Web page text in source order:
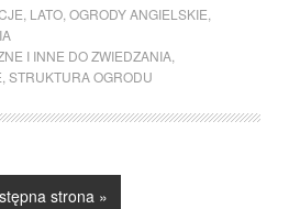
LATO, OGRODY ANGIELSKIE
I INNE DO ZWIEDZANIA,
STRUKTURA OGRODU
strona »